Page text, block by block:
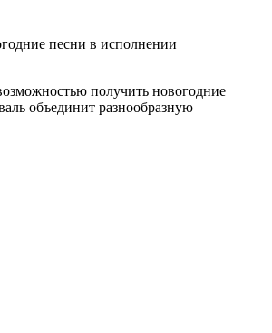
песни в исполнении
получить новогодние
объединит разнообразную